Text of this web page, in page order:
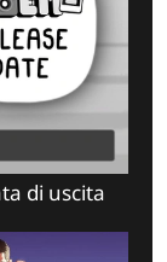
di uscita